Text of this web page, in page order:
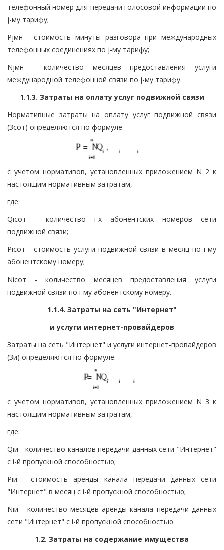
телефонный номер для передачи голосовой информации по
j-му тарифу;
Pjмн - стоимость минуты разговора при международных
телефонных соединениях по j-му тарифу;
Njмн - количество месяцев предоставления услуги
международной телефонной связи по j-му тарифу.
1.1.3. Затраты на оплату услуг подвижной связи
Нормативные затраты на оплату услуг подвижной связи
(Зсот) определяются по формуле:
с учетом нормативов, установленных приложением N 2 к
настоящим нормативным затратам,
где:
Qiсот - количество i-х абонентских номеров сети
подвижной связи;
Piсот - стоимость услуги подвижной связи в месяц по i-му
абонентскому номеру;
Niсот - количество месяцев предоставления услуги
подвижной связи по i-му абонентскому номеру.
1.1.4. Затраты на сеть "Интернет"
и услуги интернет-провайдеров
Затраты на сеть "Интернет" и услуги интернет-провайдеров
(Зи) определяются по формуле:
с учетом нормативов, установленных приложением N 3 к
настоящим нормативным затратам,
где:
Qiи - количество каналов передачи данных сети "Интернет"
с i-й пропускной способностью;
Piи - стоимость аренды канала передачи данных сети
"Интернет" в месяц с i-й пропускной способностью;
Niи - количество месяцев аренды канала передачи данных
сети "Интернет" с i-й пропускной способностью.
1.2. Затраты на содержание имущества